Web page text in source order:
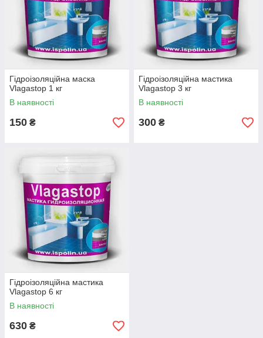
Гідроізоляційна маска
Vlagastop 1 кг
В наявності
150 ₴
Гідроізоляційна мастика
Vlagastop 3 кг
В наявності
300 ₴
Гідроізоляційна мастика
Vlagastop 6 кг
В наявності
630 ₴